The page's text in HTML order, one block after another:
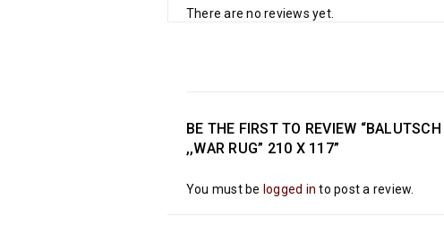
There are no reviews yet.
BE THE FIRST TO REVIEW
,,WAR RUG” 210 X 117”
You must be logged in to post a review.